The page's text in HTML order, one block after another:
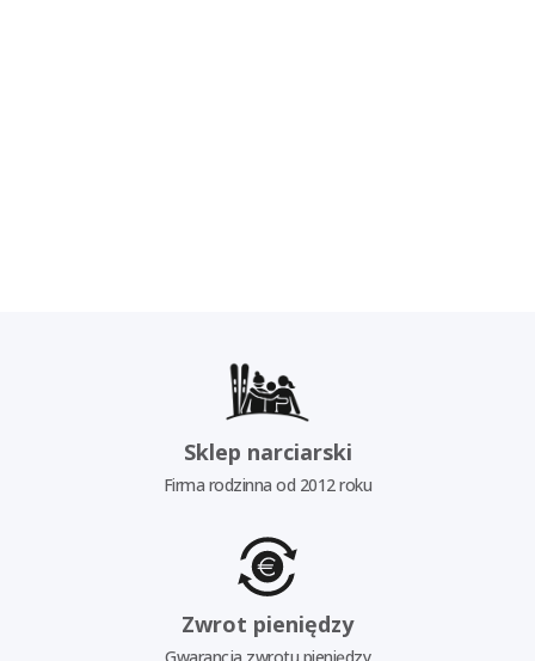
Sklep narciarski
Firma rodzinna od 2012 roku
Zwrot pieniędzy